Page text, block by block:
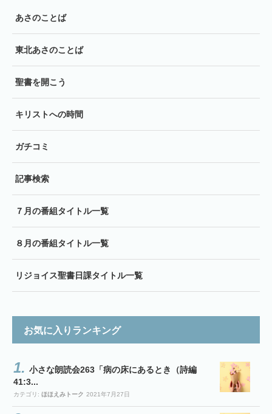
あさのことば
東北あさのことば
聖書を開こう
キリストへの時間
ガチコミ
記事検索
７月の番組タイトル一覧
８月の番組タイトル一覧
リジョイス聖書日課タイトル一覧
お気に入りランキング
小さな朗読会263「病の床にあるとき（詩編
41:3...
カテゴリ: ほほえみトーク 2021年7月27日